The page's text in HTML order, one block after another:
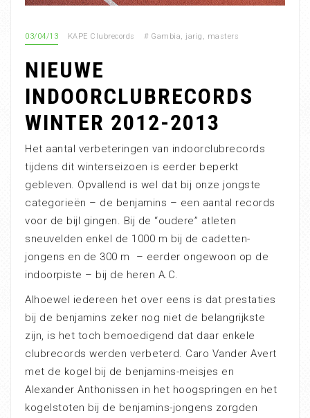
03/04/13 KAPE Clubrecords # Gambia, jarig , masters
NIEUWE
INDOORCLUBRECORDS
WINTER 2012-2013
Het aantal verbeteringen van indoorclubrecords
tijdens dit winterseizoen is eerder beperkt
gebleven. Opvallend is wel dat bij onze jongste
categorieën – de benjamins – een aantal records
voor de bijl gingen. Bij de “oudere” atleten
sneuvelden enkel de 1000 m bij de cadetten-
jongens en de 300 m – eerder ongewoon op de
indoorpiste – bij de heren A.C.
Alhoewel iedereen het over eens is dat prestaties
bij de benjamins zeker nog niet de belangrijkste
zijn, is het toch bemoedigend dat daar enkele
clubrecords werden verbeterd. Caro Vander Avert
met de kogel bij de benjamins-meisjes en
Alexander Anthonissen in het hoogspringen en het
kogelstoten bij de benjamins-jongens zorgden